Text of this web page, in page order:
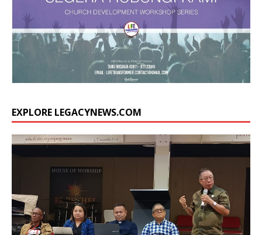
EXPLORE LEGACYNEWS.COM